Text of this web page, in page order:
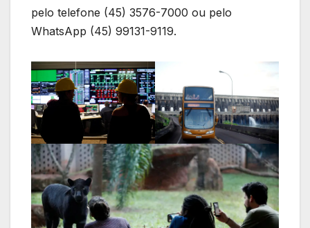
pelo telefone (45) 3576-7000 ou pelo
WhatsApp (45) 99131-9119.